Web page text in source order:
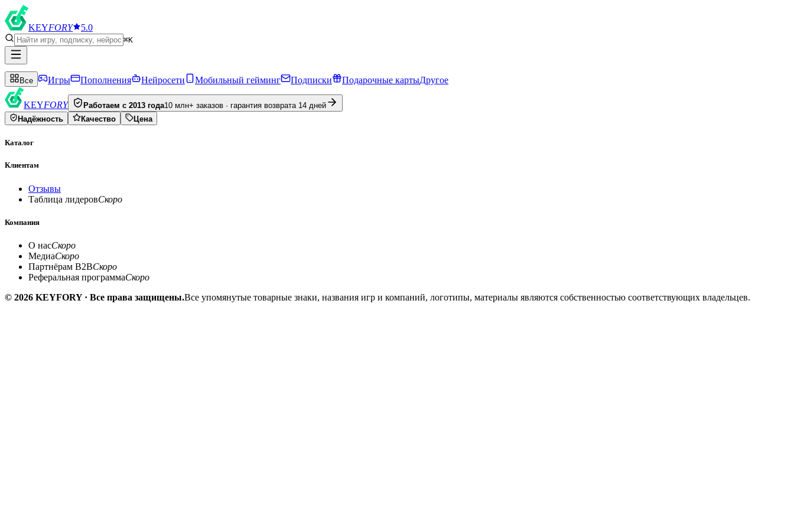
KEYFORY 5.0
⌘K
Все Игры Пополнения Нейросети Мобильный гейминг Подписки Подарочные картыДругое
KEYFORY Работаем с 2013 года10 млн+ заказов · гарантия возврата 14 дней
Надёжность
Качество Цена
Каталог
Клиентам
Отзывы
Таблица лидеровСкоро
Компания
О насСкоро
МедиаСкоро
Партнёрам B2BСкоро
Реферальная программаСкоро
© 2026 KEYFORY · Все права защищены.Все упомянутые товарные знаки, названия игр и компаний, логотипы, материалы являются собственностью соответствующих владельцев.